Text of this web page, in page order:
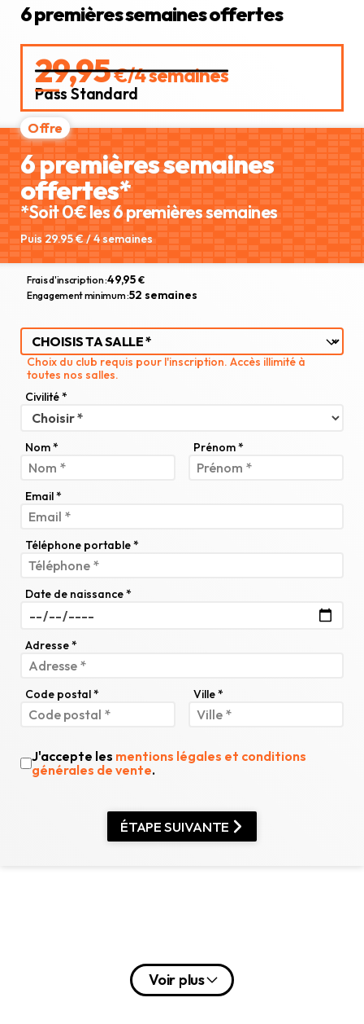
6 premières semaines offertes
29,95€/4 semaines
Pass Standard
6 premières semaines
offertes*
*Soit 0€ les 6 premières semaines
Puis 29.95 € / 4 semaines
Frais d'inscription :49,95€
Engagement minimum :52 semaines
Choix du club requis pour l'inscription. Accès illimité à
toutes nos salles.
Civilité *
Nom * Prénom *
Email *
Téléphone portable *
Date de naissance *
Adresse *
Code postal * Ville *
J'accepte les mentions légales et conditions
générales de vente.
ÉTAPE SUIVANTE
Voir plus